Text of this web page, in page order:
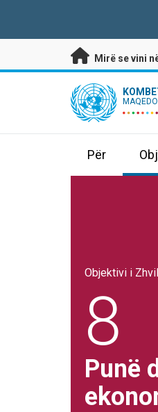
Mirë se vini
UN Logo
Për
Objektivi i
8
Punë